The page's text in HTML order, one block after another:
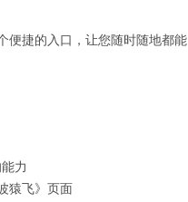
便捷的入口，让您随时随地都能
力
猿飞》页面